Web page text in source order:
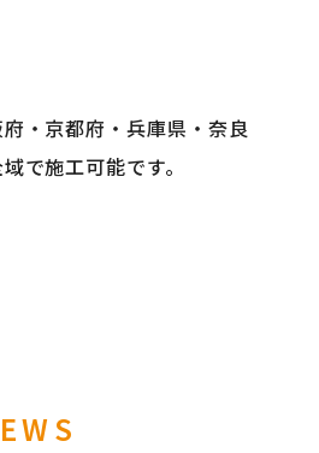
・京都府・兵庫県・奈良
で施工可能です。